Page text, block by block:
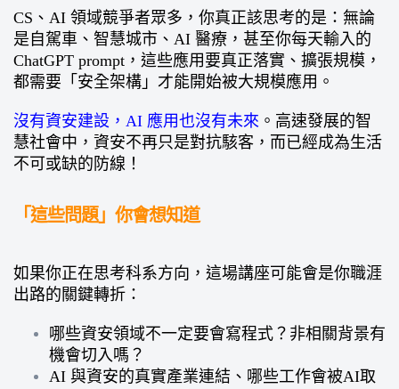
CS、AI 領域競爭者眾多，你真正該思考的是：無論
是自駕車、智慧城市、AI 醫療，甚至你每天輸入的
ChatGPT prompt，這些應用要真正落實、擴張規模，
都需要「安全架構」才能開始被大規模應用。
沒有資安建設，AI 應用也沒有未來 。高速發展的智
慧社會中，資安不再只是對抗駭客，而已經成為生活
不可或缺的防線！
「這些問題」你會想知道
如果你正在思考科系方向，這場講座可能會是你職涯
出路的關鍵轉折：
哪些資安領域不一定要會寫程式？非相關背景有
機會切入嗎？
AI 與資安的真實產業連結、哪些工作會被AI取